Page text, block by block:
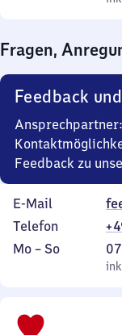
0
Fragen,
Feedback
Feedback zu
E-Mail
Telefon
Montag
Mo – So,
inkl.
7